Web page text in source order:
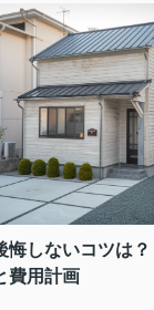
悔しないコツは
費用計画